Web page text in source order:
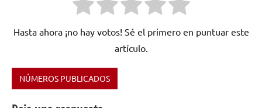
Hasta ahora ¡no hay votos! Sé el primero en puntuar este
artículo.
Etiquetado
NÚMEROS PUBLICADOS